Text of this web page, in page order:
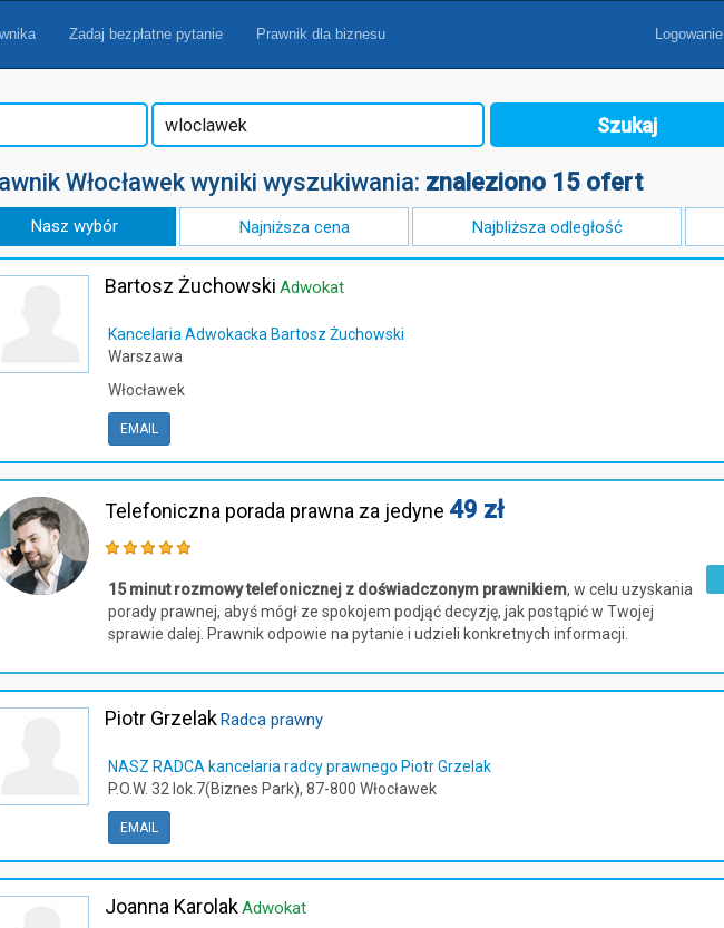
Zadaj bezpłatne pytanie Prawnik dla biznesu Logowanie
Szukaj
Włocławek wyniki wyszukiwania: znaleziono 15 ofert
Nasz wybór Najniższa cena Najbliższa odległość
Bartosz Żuchowski Adwokat
Kancelaria Adwokacka Bartosz Żuchowski
Warszawa
Włocławek
EMAIL
Telefoniczna porada prawna za jedyne 49 zł
15 minut rozmowy telefonicznej z doświadczonym prawnikiem, w celu uzyskania
porady prawnej, abyś mógł ze spokojem podjąć decyzję, jak postąpić w Twojej
sprawie dalej. Prawnik odpowie na pytanie i udzieli konkretnych informacji.
Piotr GrzelakRadca prawny
NASZ RADCA kancelaria radcy prawnego Piotr Grzelak
P.O.W. 32 lok.7(Biznes Park), 87-800 Włocławek
EMAIL
Joanna KarolakAdwokat